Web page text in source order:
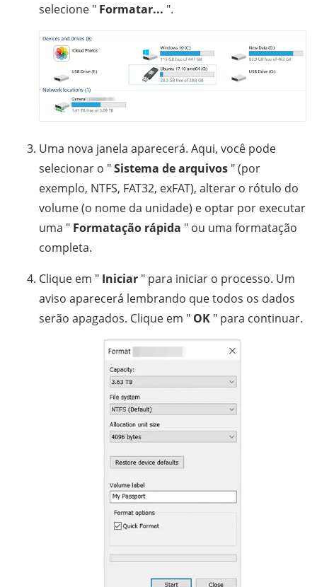
selecione " Formatar... ".
Uma nova janela aparecerá. Aqui, você pode
selecionar o "Sistema de arquivos " (por
exemplo, NTFS, FAT32, exFAT), alterar o rótulo do
volume (o nome da unidade) e optar por executar
uma " Formatação rápida " ou uma formatação
completa.
Clique em " Iniciar " para iniciar o processo. Um
aviso aparecerá lembrando que todos os dados
serão apagados. Clique em " OK " para continuar.